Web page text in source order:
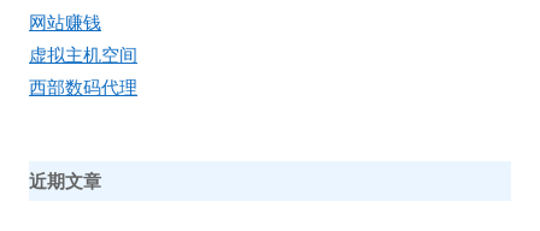
网站赚钱
虚拟主机空间
西部数码代理
近期文章